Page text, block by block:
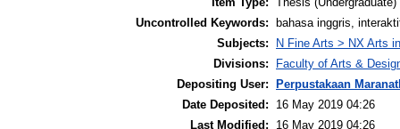
Uncontrolled Keywords:
bahasa inggris,
Subjects:
N Fine Arts > NX Arts
Divisions:
Faculty of Arts &
Depositing User:
Perpustakaan
Date Deposited:
16 May 2019 04:26
Last Modified:
16 May 2019 04:26